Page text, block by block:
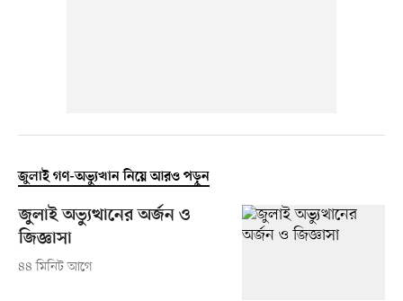
জুলাই গণ-অভ্যুত্থান নিয়ে আরও পড়ুন
জুলাই অভ্যুত্থানের অর্জন ও
জিজ্ঞাসা
৪৪ মিনিট আগে